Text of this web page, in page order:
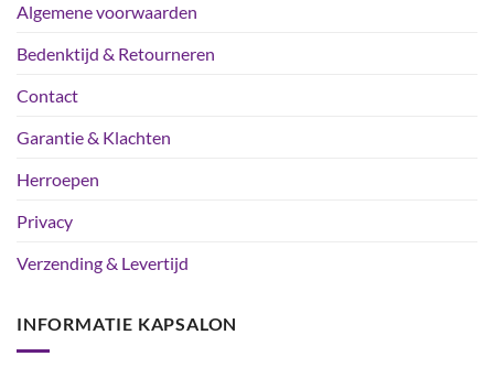
Algemene voorwaarden
Bedenktijd & Retourneren
Contact
Garantie & Klachten
Herroepen
Privacy
Verzending & Levertijd
INFORMATIE KAPSALON